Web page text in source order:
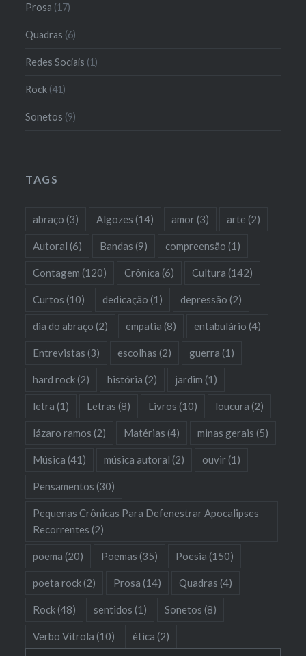
Prosa (17)
Quadras (6)
Redes Sociais (1)
Rock (41)
Sonetos (9)
TAGS
abraço (3) Algozes (14) amor(3) arte (2)
Autoral (6) Bandas (9) compreensão (1)
Contagem (120) Crônica (6) Cultura (142)
Curtos (10) dedicação (1) depressão (2)
dia do abraço (2) empatia (8) entabulário (4)
Entrevistas (3) escolhas (2) guerra (1)
hard rock(2) história (2) jardim (1)
letra (1) Letras (8) Livros (10) loucura (2)
lázaro ramos (2) Matérias (4) minas gerais (5)
Música (41) música autoral (2) ouvir(1)
Pensamentos (30)
Pequenas Crônicas Para Defenestrar Apocalipses
Recorrentes (2)
poema (20) Poemas (35) Poesia (150)
poeta rock(2) Prosa (14) Quadras (4)
Rock(48) sentidos (1) Sonetos (8)
Verbo Vitrola (10) ética (2)